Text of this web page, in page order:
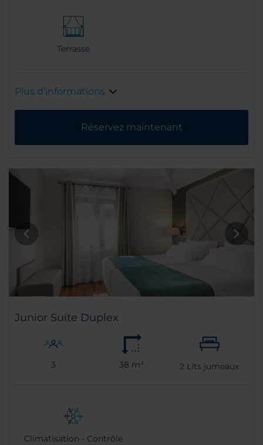
Terrasse
Plus d’informations
Réservez maintenant
Junior Suite Duplex
3 38 m² 2 Lits jumeaux
Climatisation - Contrôle